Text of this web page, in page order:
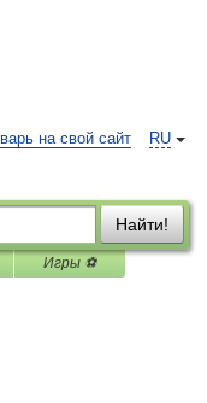
RU
на свой сайт
Найти!
Игры ⚽